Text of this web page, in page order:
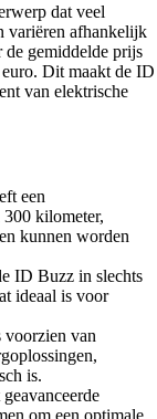
dat veel
variëren afhankelijk
de gemiddelde prijs
Dit maakt de ID
van elektrische
een
kilometer,
kunnen worden
ID Buzz in slechts
ideaal is voor
van
is.
om een optimale